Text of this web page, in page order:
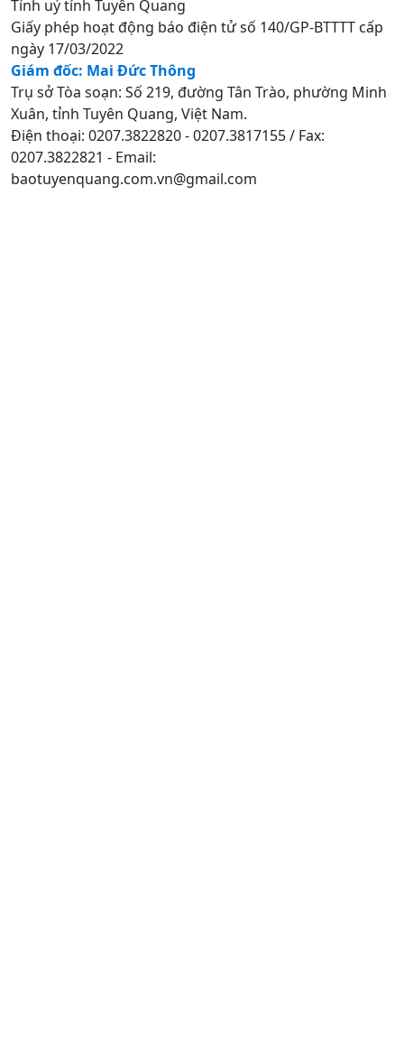
Tỉnh uỷ tỉnh Tuyên Quang
Giấy phép hoạt động báo điện tử số 140/GP-BTTTT cấp
ngày 17/03/2022
Giám đốc: Mai Đức Thông
Trụ sở Tòa soạn: Số 219, đường Tân Trào, phường Minh
Xuân, tỉnh Tuyên Quang, Việt Nam.
Điện thoại: 0207.3822820 - 0207.3817155 / Fax:
0207.3822821 - Email:
baotuyenquang.com.vn@gmail.com